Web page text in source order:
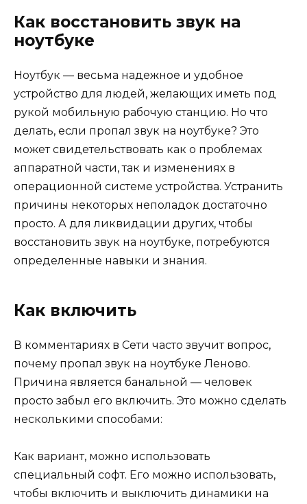
Как восстановить звук на
ноутбуке
Ноутбук — весьма надежное и удобное
устройство для людей, желающих иметь под
рукой мобильную рабочую станцию. Но что
делать, если пропал звук на ноутбуке? Это
может свидетельствовать как о проблемах
аппаратной части, так и изменениях в
операционной системе устройства. Устранить
причины некоторых неполадок достаточно
просто. А для ликвидации других, чтобы
восстановить звук на ноутбуке, потребуются
определенные навыки и знания.
Как включить
В комментариях в Сети часто звучит вопрос,
почему пропал звук на ноутбуке Леново.
Причина является банальной — человек
просто забыл его включить. Это можно сделать
несколькими способами:
Как вариант, можно использовать
специальный софт. Его можно использовать,
чтобы включить и выключить динамики на